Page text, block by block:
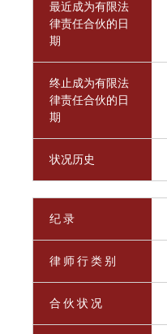
最近成为有限法
律责任合伙的日
期
终止成为有限法
律责任合伙的日
期
状况历史
纪 录
律 师 行 类 别
合 伙 状 况